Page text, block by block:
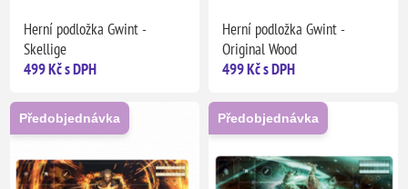
Herní podložka Gwint -
Skellige
499 Kč s DPH
Herní podložka Gwint -
Original Wood
499 Kč s DPH
Předobjednávka Předobjednávka